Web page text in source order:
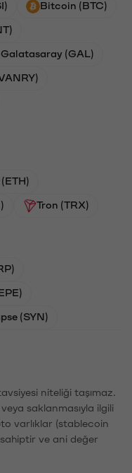
Bitcoin (BTC)
Galatasaray (GAL)
Tron (TRX)
(SYN)
niteliği taşımaz.
saklanmasıyla ilgili
varlıklar (stablecoin
ve ani değer